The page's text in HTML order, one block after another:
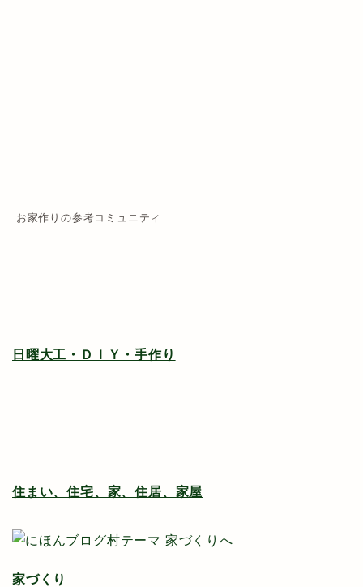
お家作りの参考コミュニティ
日曜大工・ＤＩＹ・手作り
住まい、住宅、家、住居、家屋
家づくり